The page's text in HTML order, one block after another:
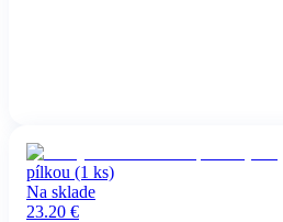
pílkou (1 ks)
Na sklade
23.20 €